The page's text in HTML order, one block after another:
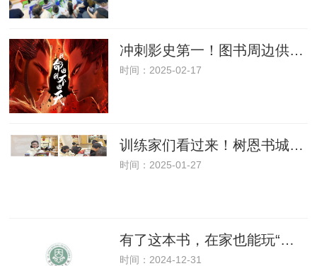
冲刺影史第一！图书周边供不应求！《哪吒2》是中国文化的胜利
时间：2025-02-17
训练家们看过来！树恩书城也有宝可梦比赛啦！
时间：2025-01-27
有了这本书，在家也能玩“密室逃脱”？完全停不下来！
时间：2024-12-31